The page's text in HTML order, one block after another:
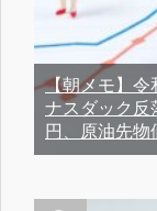
【朝メモ】令
ナスダック反
円、原油先